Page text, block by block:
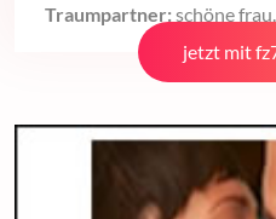
Traumpartner: schöne
jetzt mit